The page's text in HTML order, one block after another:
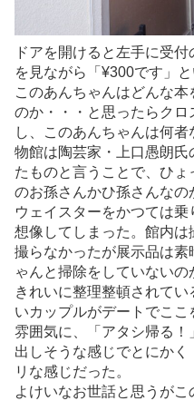
ドアを開けると左手に受
を見ながら「¥300です」
このあんちゃんはどんな
のか・・・と思ったらク
し、このあんちゃんは何
物館は陶芸家・上口愚朗
たものと言うことで、ひ
のお孫さんかひ孫さんなの
ウェイスターをかつては
想像してしまった。館内
撮らなかったが展示品は
ゃんと掃除をしていない
きれいに整理整頓されて
いカップルがデートでこ
雰囲気に、「アタシ帰る
出しそうな感じでとにか
リな感じだった。
よけいなお世話と思うが